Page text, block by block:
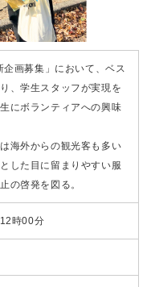
企画募集」において、ベス
、学生スタッフが実現を
にボランティアへの興味
海外からの観光客も多い
した目に留まりやすい服
の啓発を図る。
時00分